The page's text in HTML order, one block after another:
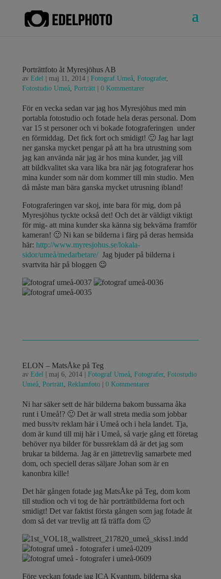
Porträttfoto åt Myresjöhus AB
av Edel| maj 11, 2014| Fotograf Umeå, Fotografer,
Fotostudio Umeå, Porträtt| 0 Kommentarer
För en vecka sedan var jag hos Myresjöhus med min
portabla fotostudio och fotade hela deras personal. Dom
var 15 st personer och vi bokade fotograferingen under
en förmiddag. Det fick fort och smidigt! 🙂 Jag har lagt
ner ganska mycket pengar på att ha bra utrustning som
jag kan använda när jag är hos mina kunder, jag vill
att bildkvalitet ska vara lika bra när jag fotograferar hos
mina kunder som när dom kommer till min studio. Men
då måste man bära ganska mycket utrusning ibland!
Fotograferingen var skoj, inte bara för mig, dom på
Myresjöhus tyckte också det! Och det är väldigt viktigt
för mig- att mina kunder ska känna sig bekväma framför
kameran! 🙂 Ni kan se bilderna i färg på deras hemsida
här: http://www.myresjohus.se/lokala-
sidor/umeå/medarbetare/Jag bjuder på bilderna i
svartvita här på bloggen 😉
ELON – MatsÅke på Teg
av Edel| maj 6, 2014| Fotograf Umeå, Fotografer, Fotostudio
Umeå, Porträtt, Reklamfoto| 0 Kommentarer
Ni har säker sett de här bilderna bakom bussarna åka
runt i Umeå!? 🙂 Det är wall streta media som jobbar
med buss/tv reklam här i Umeå och i hela landet. Tja,
dom är kund till mij här i Umeå, så varje gång ett företag
behöver nya bilder för bussreklam då är det jag som
brukar ta bilderna. Jag är en jättetrevlig samarbete med
dom, och speciell deras säljare Johan som är en
kanonbra kille!
Det här gången fotade jag MatsÅke på Teg, dom kom
till studion och vi tog de här porträttbilderna fort och
smidigt! Det var faktist första gången som jag fotade åt
dom så det var trevlig att få träffa dom 🙂
Före veckan fotade jag ICA Kvantum, bilderna ska